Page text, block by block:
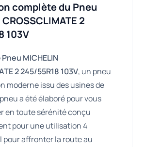
complète du Pneu
2
103V
Pneu MICHELIN
2 245/55R18 103V, un pneu
moderne issu des usines de
a été élaboré pour vous
en toute sérénité conçu
pour une utilisation 4
pour affronter la route au